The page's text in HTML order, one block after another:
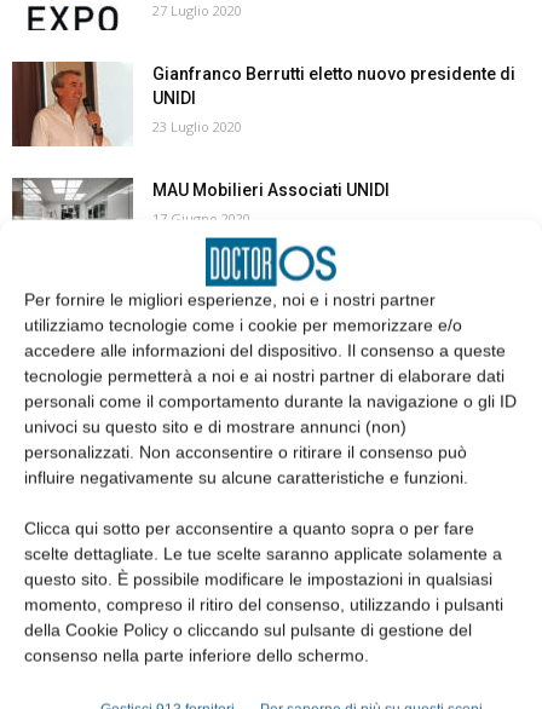
Per fornire le migliori esperienze, noi e i nostri partner
utilizziamo tecnologie come i cookie per memorizzare e/o
accedere alle informazioni del dispositivo. Il consenso a queste
tecnologie permetterà a noi e ai nostri partner di elaborare dati
personali come il comportamento durante la navigazione o gli ID
univoci su questo sito e di mostrare annunci (non)
personalizzati. Non acconsentire o ritirare il consenso può
influire negativamente su alcune caratteristiche e funzioni.
Clicca qui sotto per acconsentire a quanto sopra o per fare
scelte dettagliate. Le tue scelte saranno applicate solamente a
questo sito. È possibile modificare le impostazioni in qualsiasi
momento, compreso il ritiro del consenso, utilizzando i pulsanti
della Cookie Policy o cliccando sul pulsante di gestione del
consenso nella parte inferiore dello schermo.
27 Luglio 2020
Gianfranco Berrutti eletto nuovo presidente di
UNIDI
23 Luglio 2020
MAU Mobilieri Associati UNIDI
17 Giugno 2020
Expodental Meeting 2017: il comparto
odontoiatrico riacquista fiducia
26 Giugno 2017
EDICOLA